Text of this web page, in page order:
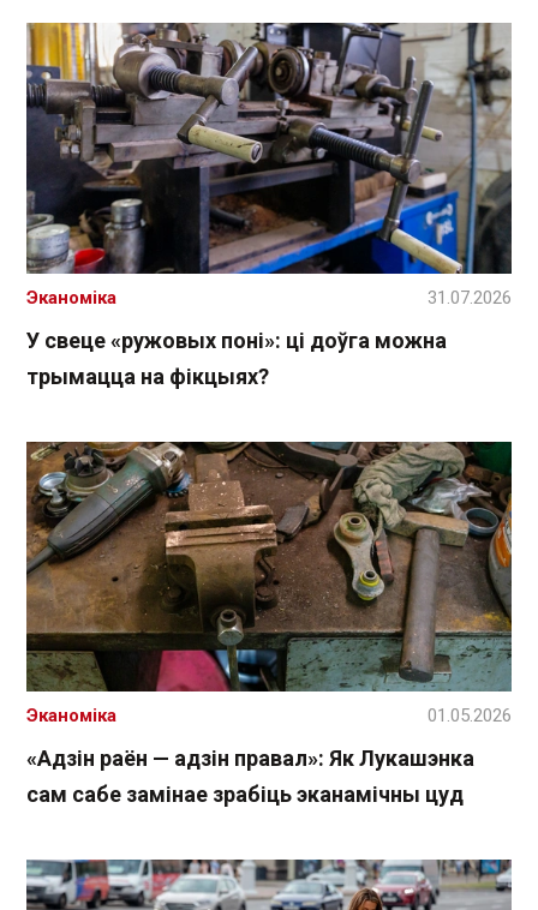
У свеце «ружовых поні»: ці доўга можна
трымацца на фікцыях?
Эканоміка 31.07.2026
«Адзін раён — адзін правал»: Як Лукашэнка
сам сабе замінае зрабіць эканамічны цуд
Эканоміка 01.05.2026